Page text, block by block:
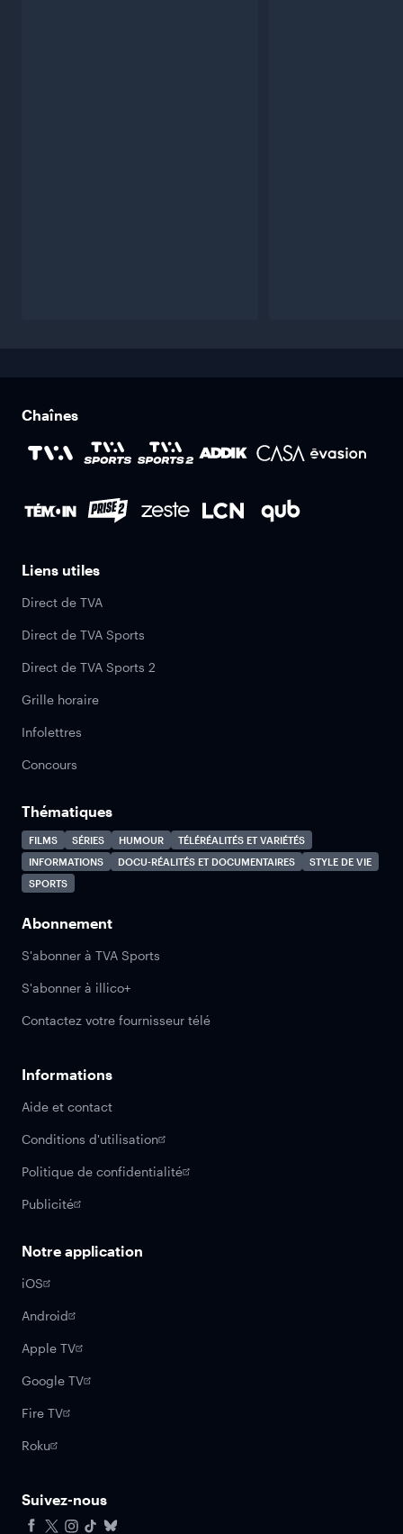
Chaînes
Liens utiles
Direct de TVA
Direct de TVA Sports
Direct de TVA Sports 2
Grille horaire
Infolettres
Concours
Thématiques
FILMS SÉRIES HUMOUR
TÉLÉRÉALITÉS ET VARIÉTÉS
INFORMATIONS
DOCU-RÉALITÉS ET DOCUMENTAIRES
STYLE DE VIE
SPORTS
Abonnement
S'abonner à TVA Sports
S'abonner à illico+
Contactez votre fournisseur télé
Informations
Aide et contact
Conditions d'utilisation
Politique de confidentialité
Publicité
Notre application
iOS
Android
Apple TV
Google TV
Fire TV
Roku
Suivez-nous